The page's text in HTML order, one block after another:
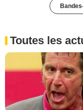
Toutes les